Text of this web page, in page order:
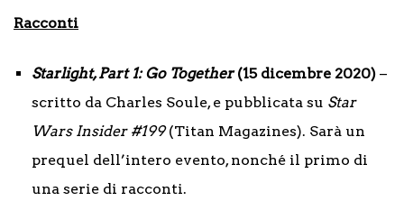
Racconti
Starlight, Part 1: Go Together(15 dicembre 2020) –
scritto da Charles Soule, e pubblicata su Star
Wars Insider #199(Titan Magazines). Sarà un
prequel dell’intero evento, nonché il primo di
una serie di racconti.